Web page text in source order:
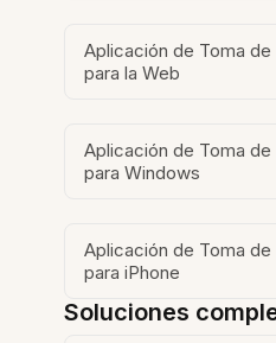
Aplicación de Toma de
para la Web
Aplicación de Toma de
para Windows
Aplicación de Toma de
para iPhone
Soluciones